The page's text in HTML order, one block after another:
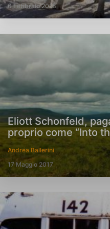
6 Febbraio 2018
Eliott Schonfeld,
proprio come “Into
Andrea Ballerini
17 Maggio 2017